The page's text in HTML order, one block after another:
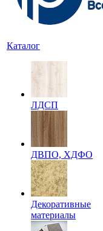
Каталог
ЛДСП
ДВПО, ХДФО
Декоративные
материалы